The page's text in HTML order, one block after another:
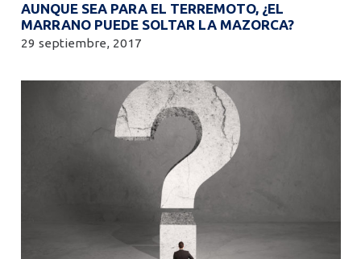
AUNQUE SEA PARA EL TERREMOTO, ¿EL
MARRANO PUEDE SOLTAR LA MAZORCA?
29 septiembre, 2017